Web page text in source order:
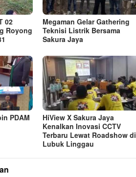
02
Royong
Megaman Gelar Gathering
Teknisi Listrik Bersama
Sakura Jaya
PDAM
HiView X Sakura Jaya
Kenalkan Inovasi CCTV
Terbaru Lewat Roadshow di
Lubuk Linggau